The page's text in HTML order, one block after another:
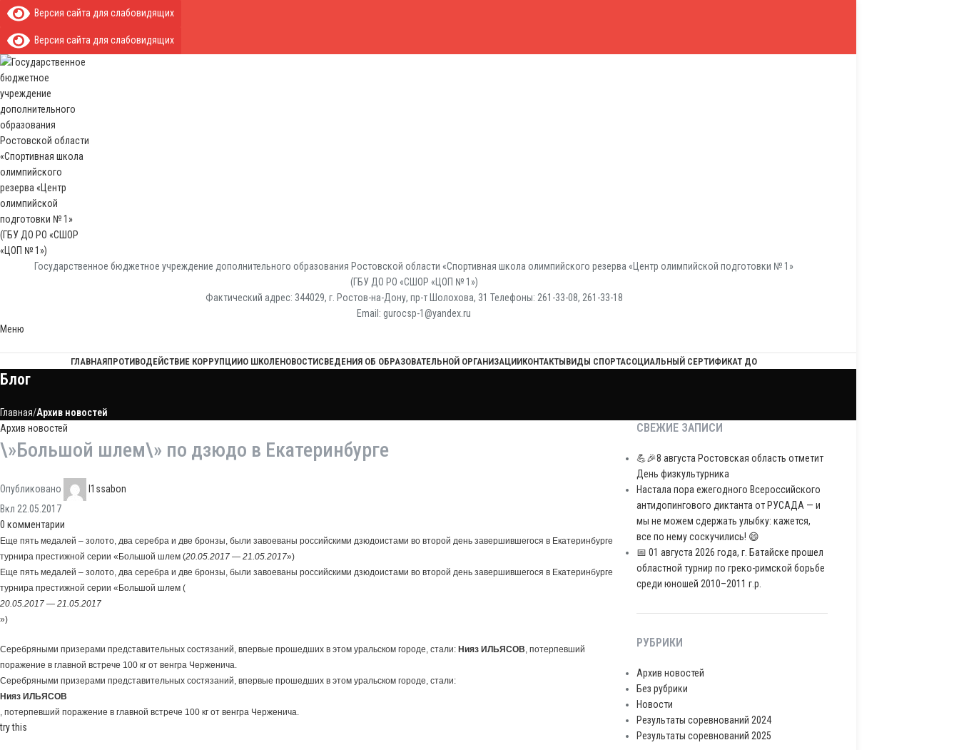
Версия сайта для слабовидящих
Версия сайта для слабовидящих
Государственное бюджетное учреждение дополнительного образования Ростовской области «Спортивная школа олимпийского резерва «Центр олимпийской подготовки № 1»
(ГБУ ДО РО «СШОР «ЦОП № 1»)
Фактический адрес: 344029, г. Ростов-на-Дону, пр-т Шолохова, 31 Телефоны: 261-33-08, 261-33-18
Email: gurocsp-1@yandex.ru
Меню
ГЛАВНАЯПРОТИВОДЕЙСТВИЕ КОРРУПЦИИО ШКОЛЕНОВОСТИСВЕДЕНИЯ ОБ ОБРАЗОВАТЕЛЬНОЙ ОРГАНИЗАЦИИКОНТАКТЫВИДЫ СПОРТАСОЦИАЛЬНЫЙ СЕРТИФИКАТ ДО
Блог
Главная Архив новостей
Архив новостей
\»Большой шлем\» по дзюдо в Екатеринбурге
Опубликовано
l1ssabon
Вкл 22.05.2017
0 комментарии
Еще пять медалей – золото, два серебра и две бронзы, были завоеваны российскими дзюдоистами во второй день завершившегося в Екатеринбурге
турнира престижной серии «Большой шлем (20.05.2017 — 21.05.2017»)
Еще пять медалей – золото, два серебра и две бронзы, были завоеваны российскими дзюдоистами во второй день завершившегося в Екатеринбурге
турнира престижной серии «Большой шлем (
20.05.2017 — 21.05.2017
»)
Серебряными призерами представительных состязаний, впервые прошедших в этом уральском городе, стали: Нияз ИЛЬЯСОВ, потерпевший
поражение в главной встрече 100 кг от венгра Черженича.
Серебряными призерами представительных состязаний, впервые прошедших в этом уральском городе, стали:
Нияз ИЛЬЯСОВ
, потерпевший поражение в главной встрече 100 кг от венгра Черженича.
try this
СВЕЖИЕ ЗАПИСИ
💪🎉8 августа Ростовская область отметит
День физкультурника
Настала пора ежегодного Всероссийского
антидопингового диктанта от РУСАДА — и
мы не можем сдержать улыбку: кажется,
все по нему соскучились! 😄
📅 01 августа 2026 года, г. Батайске прошел
областной турнир по греко-римской борьбе
среди юношей 2010–2011 г.р.
РУБРИКИ
Архив новостей
Без рубрики
Новости
Результаты соревнований 2024
Результаты соревнований 2025